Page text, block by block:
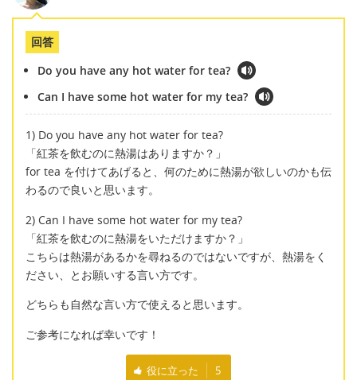
回答
Do you have any hot water for tea?
Can I have some hot water for my tea?
1) Do you have any hot water for tea?
「紅茶を飲むのに熱湯はありますか？」
for tea を付けてあげると、何のために熱湯が欲しいのかも伝
わるので良いと思います。
2) Can I have some hot water for my tea?
「紅茶を飲むのに熱湯をいただけますか？」
こちらは熱湯があるかを尋ねるのではないですが、熱湯をく
ださい、とお願いする言い方です。
どちらも自然な言い方で使えると思います。
ご参考になれば幸いです！
役に立った 5